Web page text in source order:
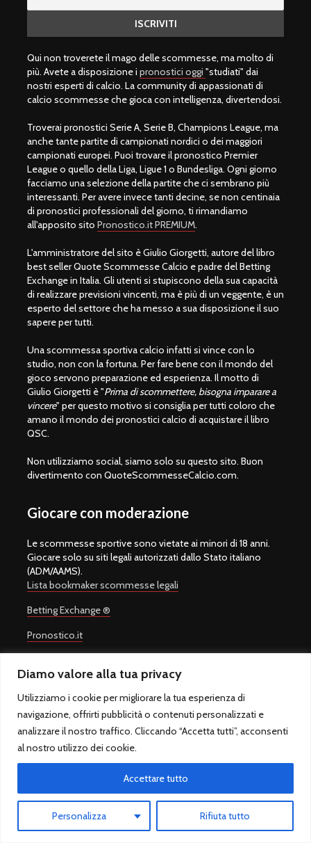
Diamo valore alla tua privacy
Utilizziamo i cookie per migliorare la tua esperienza di
navigazione, offrirti pubblicità o contenuti personalizzati e
analizzare il nostro traffico. Cliccando “Accetta tutti”, acconsenti
al nostro utilizzo dei cookie.
Personalizza Rifiuta tutto
Accettare tutto
Qui non troverete il mago delle scommesse, ma molto di
più. Avete a disposizione i pronostici oggi "studiati" dai
nostri esperti di calcio. La community di appassionati di
calcio scommesse che gioca con intelligenza, divertendosi.
Troverai pronostici Serie A, Serie B, Champions League, ma
anche tante partite di campionati nordici o dei maggiori
campionati europei. Puoi trovare il pronostico Premier
League o quello della Liga, Ligue 1 o Bundesliga. Ogni giorno
facciamo una selezione della partite che ci sembrano più
interessanti. Per avere invece tanti decine, se non centinaia
di pronostici professionali del giorno, ti rimandiamo
all'apposito sito Pronostico.it PREMIUM.
L'amministratore del sito è Giulio Giorgetti, autore del libro
best seller Quote Scommesse Calcio e padre del Betting
Exchange in Italia. Gli utenti si stupiscono della sua capacità
di realizzare previsioni vincenti, ma è più di un veggente, è un
esperto del settore che ha messo a sua disposizione il suo
sapere per tutti.
Una scommessa sportiva calcio infatti si vince con lo
studio, non con la fortuna. Per fare bene con il mondo del
gioco servono preparazione ed esperienza. Il motto di
Giulio Giorgetti è "Prima di scommettere, bisogna imparare a
vincere" per questo motivo si consiglia per tutti coloro che
amano il mondo dei pronostici calcio di acquistare il libro
QSC.
Non utilizziamo social, siamo solo su questo sito. Buon
divertimento con QuoteScommesseCalcio.com.
Giocare con moderazione
Le scommesse sportive sono vietate ai minori di 18 anni.
Giocare solo su siti legali autorizzati dallo Stato italiano
(ADM/AAMS).
Lista bookmaker scommesse legali
Betting Exchange ®
Pronostico.it
Copyright © 2008-2026.Quote Scommesse Calcio Sito Ufficiale -
Un progetto diGiulio Giorgetti. Quote Scommesse Calcio ® è un
marchio registrato.
Quote Scommesse Calcio fornisce pronostici sulle principali
competizioni sportive. Il gioco in Italia è regolamentato dall'Agenzia
QuoteScommesseCalcio.com - Sfera sas di Marcello Rossi - P.IVA
10917021007 - Via Alessandro Cruto 8, 00146 Roma (RM) – Italia -
Tel. 06/5583920 - info@quotescommessecalcio.com -Privacy